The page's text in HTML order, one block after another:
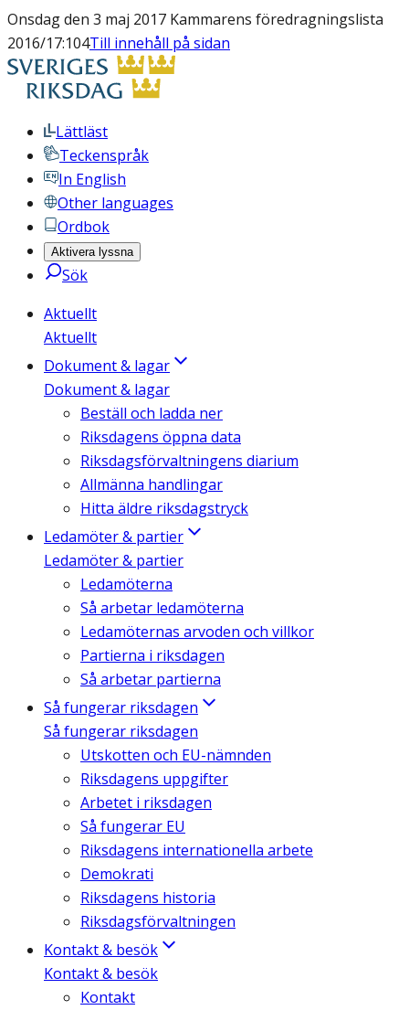
Onsdag den 3 maj 2017 Kammarens föredragningslista
2016/17:104Till innehåll på sidan
Lättläst
Teckenspråk
In English
Other languages
Ordbok
Aktivera lyssna
Sök
Aktuellt
Aktuellt
Dokument & lagar
Dokument & lagar
Beställ och ladda ner
Riksdagens öppna data
Riksdagsförvaltningens diarium
Allmänna handlingar
Hitta äldre riksdagstryck
Ledamöter & partier
Ledamöter & partier
Ledamöterna
Så arbetar ledamöterna
Ledamöternas arvoden och villkor
Partierna i riksdagen
Så arbetar partierna
Så fungerar riksdagen
Så fungerar riksdagen
Utskotten och EU-nämnden
Riksdagens uppgifter
Arbetet i riksdagen
Så fungerar EU
Riksdagens internationella arbete
Demokrati
Riksdagens historia
Riksdagsförvaltningen
Kontakt & besök
Kontakt & besök
Kontakt